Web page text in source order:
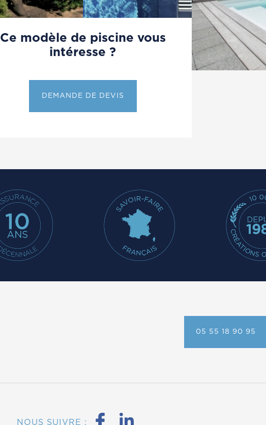
Ce modèle de piscine vous
intéresse ?
DEMANDE DE DEVIS
05 55 18 90 95
NOUS SUIVRE :